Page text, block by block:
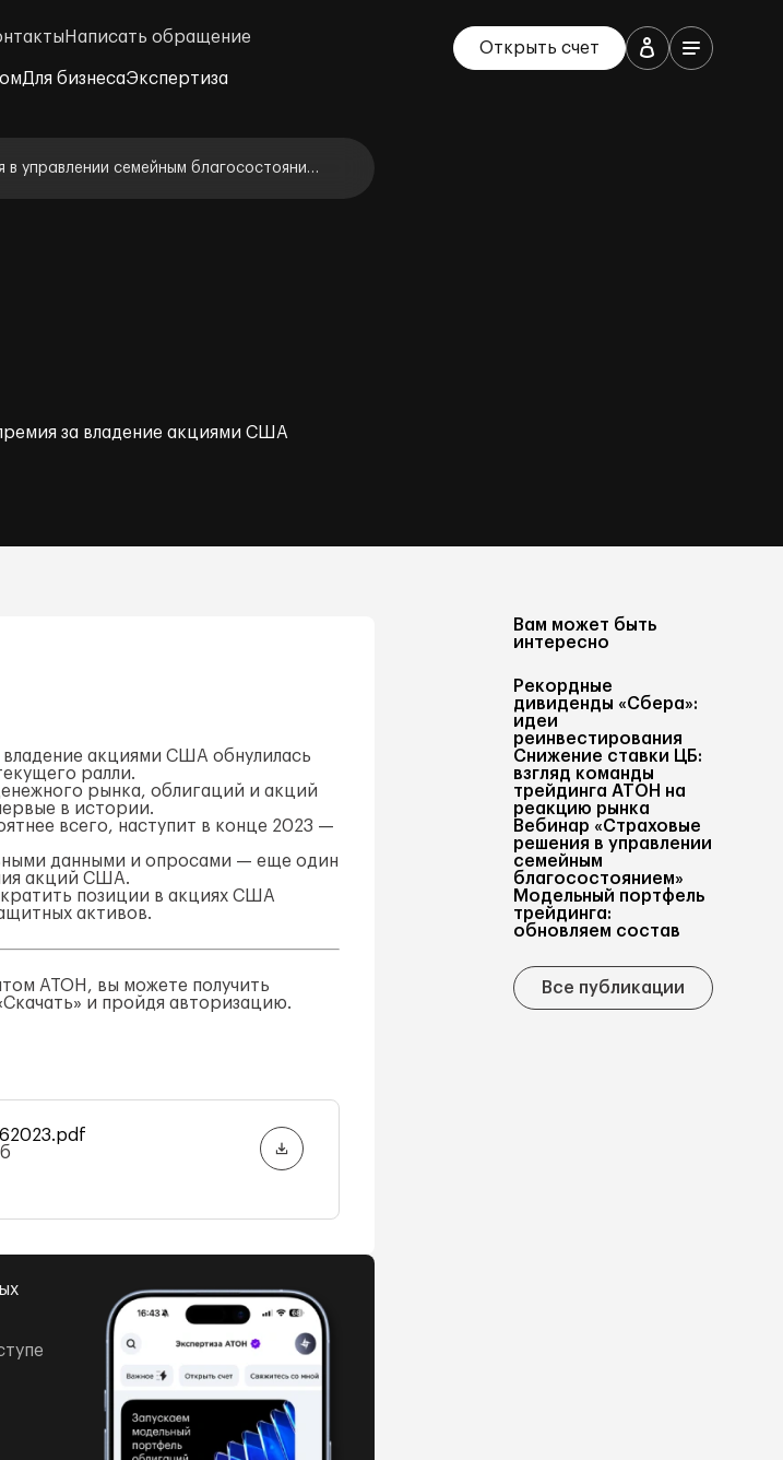
Написать обращение
Для бизнесаЭкспертиза
Открыть счет
управлении семейным благосостояние
за владение акциями США
акциями США обнулилась
ралли.
рынка, облигаций и акций
в истории.
всего, наступит в конце 2023 —
данными и опросами — еще один
акций США.
позиции в акциях США
активов.
АТОН, вы можете получить
и пройдя авторизацию.
Вам может быть
интересно
Рекордные
дивиденды «Сбера»:
идеи
реинвестирования
Снижение ставки ЦБ:
взгляд команды
трейдинга АТОН на
реакцию рынка
Вебинар «Страховые
решения в управлении
семейным
благосостоянием»
Модельный портфель
трейдинга:
обновляем состав
Все публикации